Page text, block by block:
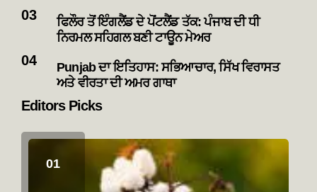
ਫਿਲੌਰ ਤੋਂ ਇੰਗਲੈਂਡ ਦੇ ਪੋਂਟਲੈਂਡ ਤੱਕ: ਪੰਜਾਬ ਦੀ ਧੀ
ਨਿਰਮਲ ਸਹਿਗਲ ਬਣੀ ਟਾਊਨ ਮੇਅਰ
Punjab ਦਾ ਇਤਿਹਾਸ: ਸਭਿਆਚਾਰ, ਸਿੱਖ ਵਿਰਾਸਤ
ਅਤੇ ਵੀਰਤਾ ਦੀ ਅਮਰ ਗਾਥਾ
Editors Picks